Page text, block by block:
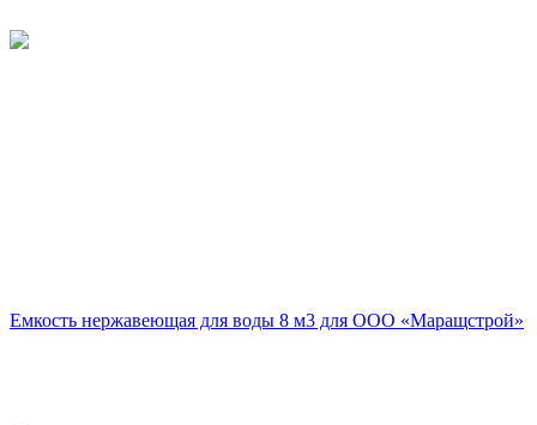
Емкость нержавеющая для воды 8 м3 для ООО «Маращстрой»